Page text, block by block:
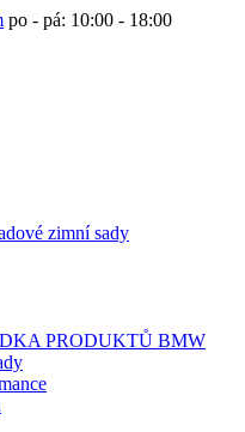
po - pá: 10:00 - 18:00
zimní sady
PRODUKTŮ BMW